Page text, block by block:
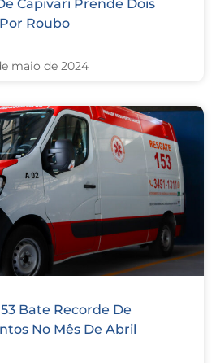
Capivari Prende Dois
Por Roubo
maio de 2024
Bate Recorde De
No Mês De Abril